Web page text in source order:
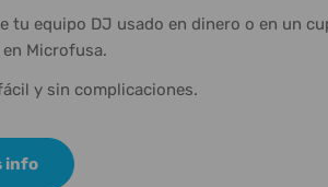
tu equipo DJ usado en dinero o en un
Microfusa.
y sin complicaciones.
info